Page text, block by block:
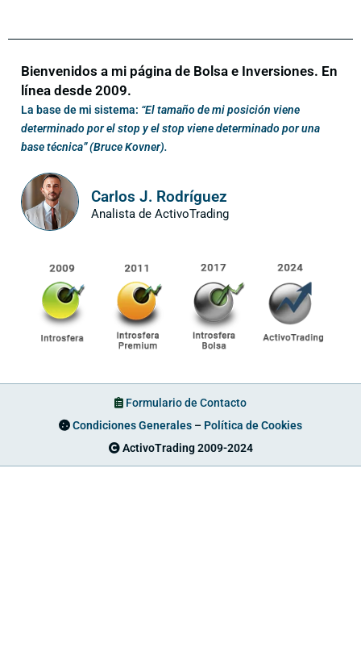
Bienvenidos a mi página de Bolsa e Inversiones. En
línea desde 2009.
La base de mi sistema: “El tamaño de mi posición viene
determinado por el stop y el stop viene determinado por una
base técnica” (Bruce Kovner).
Carlos J. Rodríguez
Analista de ActivoTrading
Formulario de Contacto
Condiciones Generales – Política de Cookies
ActivoTrading 2009-2024